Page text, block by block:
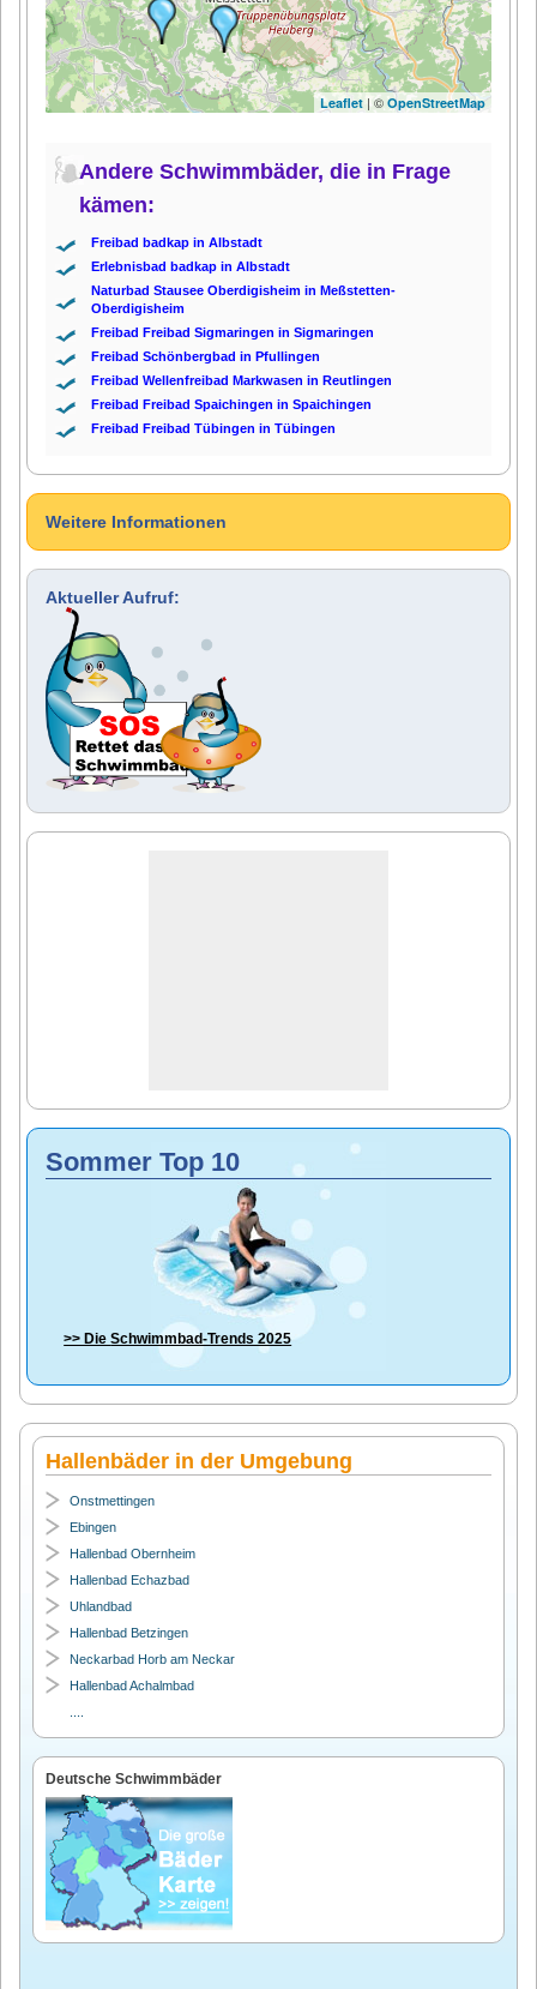
Leaflet| © OpenStreetMap
Andere Schwimmbäder, die in Frage
kämen:
Freibad badkap in Albstadt
Erlebnisbad badkap in Albstadt
Naturbad Stausee Oberdigisheim in Meßstetten-
Oberdigisheim
Freibad Freibad Sigmaringen in Sigmaringen
Freibad Schönbergbad in Pfullingen
Freibad Wellenfreibad Markwasen in Reutlingen
Freibad Freibad Spaichingen in Spaichingen
Freibad Freibad Tübingen in Tübingen
Weitere Informationen
Aktueller Aufruf:
Sommer Top 10
>> DieSchwimmbad-Trends 2025
Hallenbäder in der Umgebung
Onstmettingen
Ebingen
Hallenbad Obernheim
Hallenbad Echazbad
Uhlandbad
Hallenbad Betzingen
Neckarbad Horb am Neckar
Hallenbad Achalmbad
Deutsche Schwimmbäder